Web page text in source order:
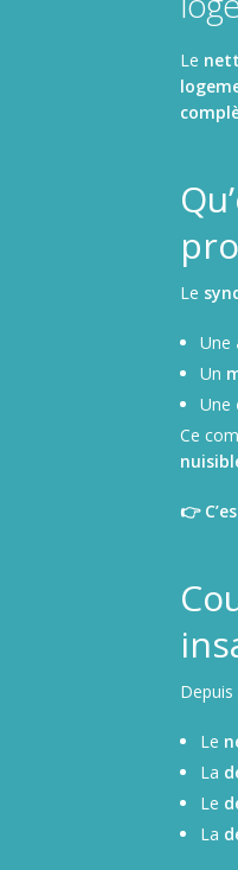
Nettoyage de
Le
Le
Une
Un
Une
Ce
👉
Depuis
Le
La
Le
La